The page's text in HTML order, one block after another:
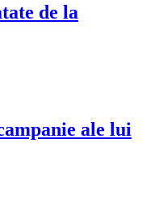
de la
ale lui